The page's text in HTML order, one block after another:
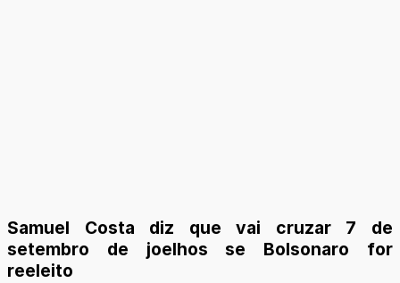
Samuel Costa diz que vai cruzar 7 de
setembro de joelhos se Bolsonaro for
reeleito